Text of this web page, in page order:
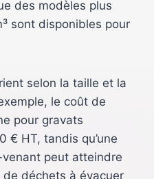
des modèles plus
sont disponibles pour
selon la taille et la
le coût de
pour gravats
€ HT, tandis qu’une
peut atteindre
déchets à évacuer